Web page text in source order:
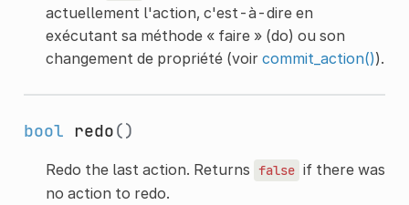
actuellement l'action, c'est-à-dire en
exécutant sa méthode « faire » (do) ou son
changement de propriété (voir commit_action()).
bool redo()
Redo the last action. Returns false if there was
no action to redo.